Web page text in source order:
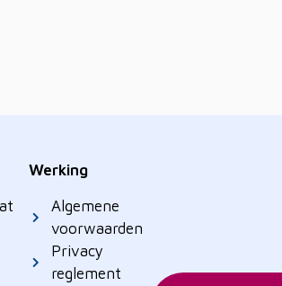
Werking
Algemene
voorwaarden
Privacy
reglement